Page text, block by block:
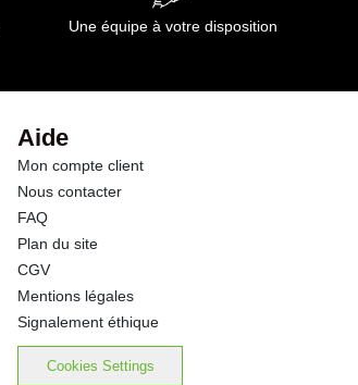
Une équipe à votre disposition
Aide
Mon compte client
Nous contacter
FAQ
Plan du site
CGV
Mentions légales
Signalement éthique
Cookies Settings